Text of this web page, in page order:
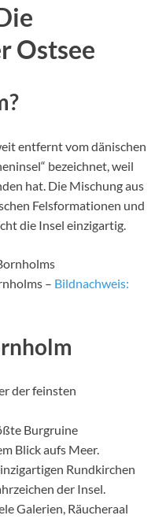
Ostsee
entfernt vom dänischen
bezeichnet, weil
hat. Die Mischung aus
Felsformationen und
die Insel einzigartig.
– Bildnachweis:
der feinsten
Burgruine
Blick aufs Meer.
Rundkirchen
der Insel.
Galerien, Räucheraal